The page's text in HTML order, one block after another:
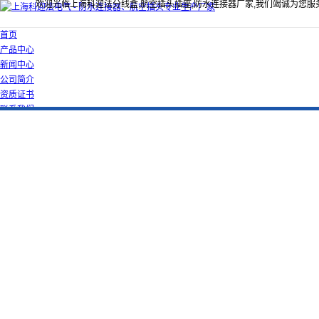
欢迎光临上海科迎法分线盒,航空插头插座,防水连接器厂家,我们竭诚为您服
首页
产品中心
新闻中心
公司简介
资质证书
联系我们